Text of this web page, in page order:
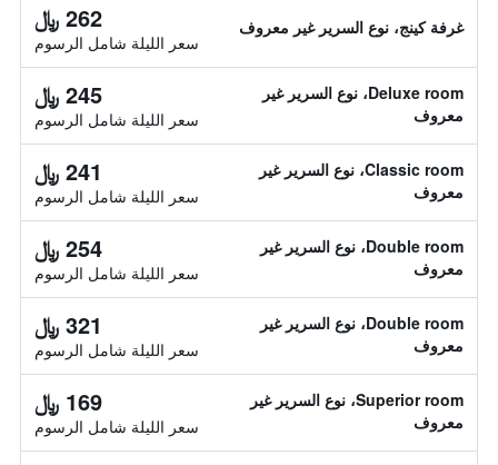
غرفة كينج، نوع السرير غير معروف 262 ﷼
سعر الليلة شامل الرسوم
Deluxe room، نوع السرير غير
معروف
245 ﷼
سعر الليلة شامل الرسوم
Classic room، نوع السرير غير
معروف
241 ﷼
سعر الليلة شامل الرسوم
Double room، نوع السرير غير
معروف
254 ﷼
سعر الليلة شامل الرسوم
Double room، نوع السرير غير
معروف
321 ﷼
سعر الليلة شامل الرسوم
Superior room، نوع السرير غير
معروف
169 ﷼
سعر الليلة شامل الرسوم